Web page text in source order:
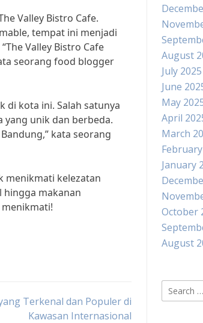
Valley Bistro Cafe.
tempat ini menjadi
Valley Bistro Cafe
seorang food blogger
di kota ini. Salah satunya
yang unik dan berbeda.
kata seorang
menikmati kelezatan
hingga makanan
Terkenal dan Populer di
Kawasan Internasional
August
July 2025
June
May
April
March
January
October
August
Search
for: